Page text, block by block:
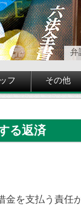
弁
フ その他
る返済
金を支払う責任